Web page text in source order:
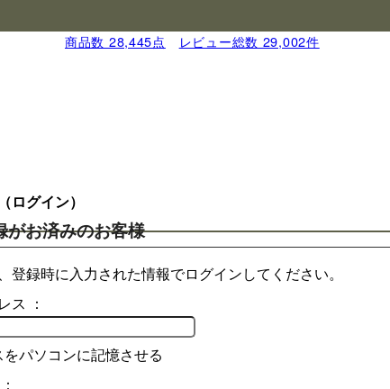
商品数 28,445点
レビュー総数 29,002件
ログイン）
がお済みのお客様
登録時に入力された情報でログインしてください。
ス ：
をパソコンに記憶させる